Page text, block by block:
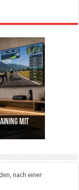
einer
mit
und
Stress
nach einer